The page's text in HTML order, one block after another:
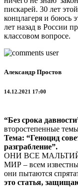
пискарей. 30 лет
концлагеря и боюсь
лет назад в России
классовом вопросе.
Александр Простов
14.12.2021 17:00
“Без срока
второстепенные
Тема: “Геноцид
разграбление”.
ОНИ ВСЕ
МИР – всем
они пытаются
это статья,